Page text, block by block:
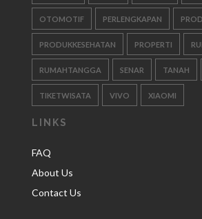
OTOMOTIF PERLENGKAPAN
PRODUKKESEHATAN PROPERTI
RUMAHTANGGA SENAR TANAH
TIKETWISATA VIVO XIAOMI
LINKS
FAQ
About Us
Contact Us